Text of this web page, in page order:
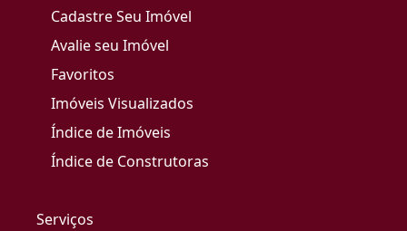
Cadastre Seu Imóvel
Avalie seu Imóvel
Favoritos
Imóveis Visualizados
Índice de Imóveis
Índice de Construtoras
Serviços